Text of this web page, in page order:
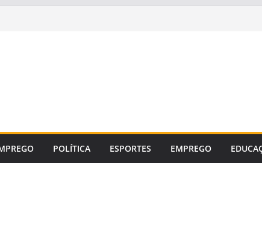
POLÍTICA ESPORTES EMPREGO